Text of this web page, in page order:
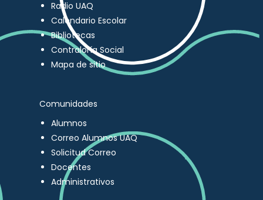
Radio UAQ
Calendario Escolar
Bibliotecas
Contraloría Social
Mapa de sitio
Comunidades
Alumnos
Correo Alumnos UAQ
Solicitud Correo
Docentes
Administrativos